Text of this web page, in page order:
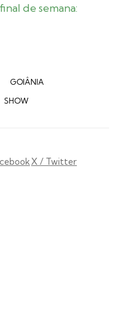
de semana:
GOIÂNIA
SHOW
X / Twitter